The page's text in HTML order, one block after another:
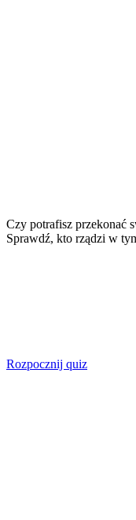
Czy potrafisz przekonać
Sprawdź, kto rządzi w
Rozpocznij quiz